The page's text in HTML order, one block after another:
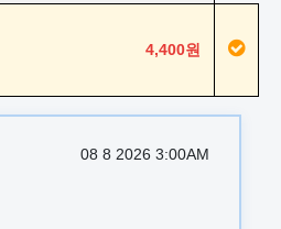
4,400원
08 8 2026 3:00AM